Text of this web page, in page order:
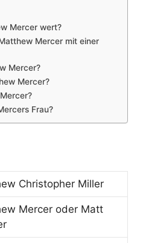
Mercer wert?
Mercer mit einer
Mercer?
Mercer?
Frau?
Christopher Miller
Mercer oder Matt